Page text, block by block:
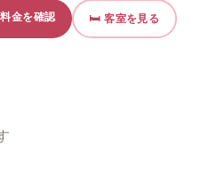
金を確認 🛏 客室を見る